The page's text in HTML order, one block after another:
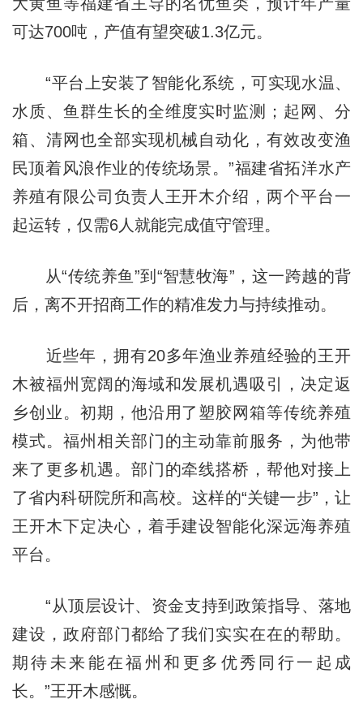
大黄鱼等福建省主导的名优鱼类，预计年产量
可达700吨，产值有望突破1.3亿元。
“平台上安装了智能化系统，可实现水温、
水质、鱼群生长的全维度实时监测；起网、分
箱、清网也全部实现机械自动化，有效改变渔
民顶着风浪作业的传统场景。”福建省拓洋水产
养殖有限公司负责人王开木介绍，两个平台一
起运转，仅需6人就能完成值守管理。
从“传统养鱼”到“智慧牧海”，这一跨越的背
后，离不开招商工作的精准发力与持续推动。
近些年，拥有20多年渔业养殖经验的王开
木被福州宽阔的海域和发展机遇吸引，决定返
乡创业。初期，他沿用了塑胶网箱等传统养殖
模式。福州相关部门的主动靠前服务，为他带
来了更多机遇。部门的牵线搭桥，帮他对接上
了省内科研院所和高校。这样的“关键一步”，让
王开木下定决心，着手建设智能化深远海养殖
平台。
“从顶层设计、资金支持到政策指导、落地
建设，政府部门都给了我们实实在在的帮助。
期待未来能在福州和更多优秀同行一起成
长。”王开木感慨。